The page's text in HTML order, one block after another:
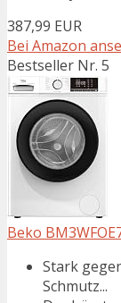
387,99 EUR
Bei Amazon
Bestseller Nr. 5
Beko
Stark
Schmutz...